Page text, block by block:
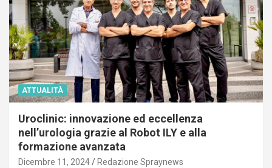
ATTUALITÀ
Uroclinic: innovazione ed eccellenza
nell’urologia grazie al Robot ILY e alla
formazione avanzata
Dicembre 11, 2024 Redazione Spraynews